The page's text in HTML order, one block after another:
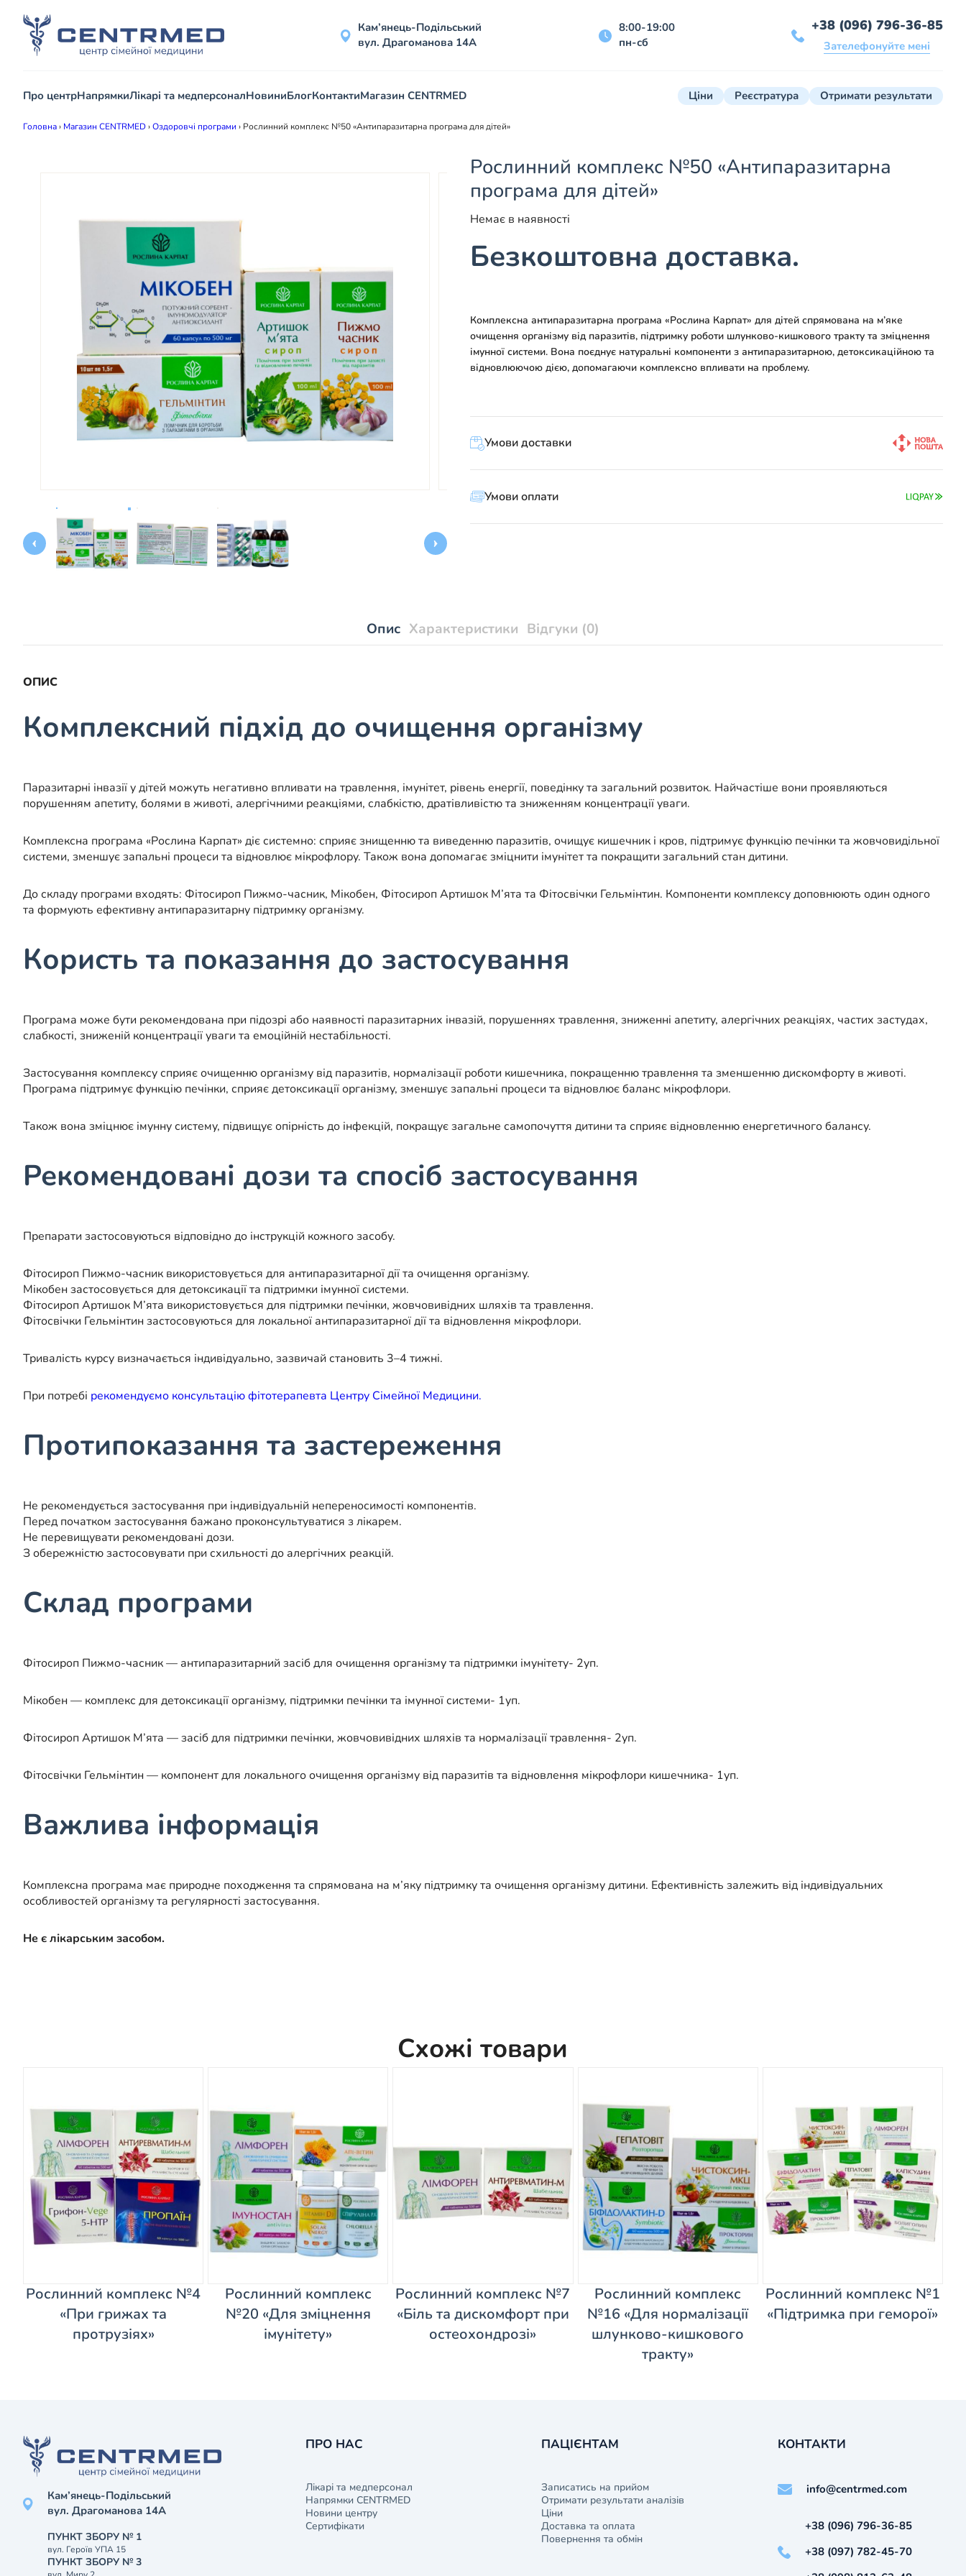
Кам’янець-Подільський
вул. Драгоманова 14А
8:00-19:00
пн-сб
+38 (096) 796-36-85
Зателефонуйте мені
Про центрНапрямкиЛікарі та медперсоналНовиниБлогКонтактиМагазин CENTRMED Ціни Реєстратура Отримати результати
Головна› Магазин CENTRMED›Оздоровчі програми › Рослинний комплекс №50 «Антипаразитарна програма для дітей»
Рослинний комплекс №50 «Антипаразитарна
програма для дітей»
Немає в наявності
Безкоштовна доставка.
Комплексна антипаразитарна програма «Рослина Карпат» для дітей спрямована на м’яке
очищення організму від паразитів, підтримку роботи шлунково-кишкового тракту та зміцнення
імунної системи. Вона поєднує натуральні компоненти з антипаразитарною, детоксикаційною та
відновлюючою дією, допомагаючи комплексно впливати на проблему.
Умови доставки
Умови оплати
Опис Характеристики Відгуки (0)
ОПИС
Комплексний підхід до очищення організму
Паразитарні інвазії у дітей можуть негативно впливати на травлення, імунітет, рівень енергії, поведінку та загальний розвиток. Найчастіше вони проявляються
порушенням апетиту, болями в животі, алергічними реакціями, слабкістю, дратівливістю та зниженням концентрації уваги.
Комплексна програма «Рослина Карпат» діє системно: сприяє знищенню та виведенню паразитів, очищує кишечник і кров, підтримує функцію печінки та жовчовидільної
системи, зменшує запальні процеси та відновлює мікрофлору. Також вона допомагає зміцнити імунітет та покращити загальний стан дитини.
До складу програми входять: Фітосироп Пижмо-часник, Мікобен, Фітосироп Артишок М’ята та Фітосвічки Гельмінтин. Компоненти комплексу доповнюють один одного
та формують ефективну антипаразитарну підтримку організму.
Користь та показання до застосування
Програма може бути рекомендована при підозрі або наявності паразитарних інвазій, порушеннях травлення, зниженні апетиту, алергічних реакціях, частих застудах,
слабкості, зниженій концентрації уваги та емоційній нестабільності.
Застосування комплексу сприяє очищенню організму від паразитів, нормалізації роботи кишечника, покращенню травлення та зменшенню дискомфорту в животі.
Програма підтримує функцію печінки, сприяє детоксикації організму, зменшує запальні процеси та відновлює баланс мікрофлори.
Також вона зміцнює імунну систему, підвищує опірність до інфекцій, покращує загальне самопочуття дитини та сприяє відновленню енергетичного балансу.
Рекомендовані дози та спосіб застосування
Препарати застосовуються відповідно до інструкцій кожного засобу.
Фітосироп Пижмо-часник використовується для антипаразитарної дії та очищення організму.
Мікобен застосовується для детоксикації та підтримки імунної системи.
Фітосироп Артишок М’ята використовується для підтримки печінки, жовчовивідних шляхів та травлення.
Фітосвічки Гельмінтин застосовуються для локальної антипаразитарної дії та відновлення мікрофлори.
Тривалість курсу визначається індивідуально, зазвичай становить 3–4 тижні.
При потребі рекомендуємо консультацію фітотерапевта Центру Сімейної Медицини.
Протипоказання та застереження
Не рекомендується застосування при індивідуальній непереносимості компонентів.
Перед початком застосування бажано проконсультуватися з лікарем.
Не перевищувати рекомендовані дози.
З обережністю застосовувати при схильності до алергічних реакцій.
Склад програми
Фітосироп Пижмо-часник — антипаразитарний засіб для очищення організму та підтримки імунітету- 2уп.
Мікобен — комплекс для детоксикації організму, підтримки печінки та імунної системи- 1уп.
Фітосироп Артишок М’ята — засіб для підтримки печінки, жовчовивідних шляхів та нормалізації травлення- 2уп.
Фітосвічки Гельмінтин — компонент для локального очищення організму від паразитів та відновлення мікрофлори кишечника- 1уп.
Важлива інформація
Комплексна програма має природне походження та спрямована на м’яку підтримку та очищення організму дитини. Ефективність залежить від індивідуальних
особливостей організму та регулярності застосування.
Не є лікарським засобом.
Схожі товари
Рослинний комплекс №4
«При грижах та
протрузіях»
Рослинний комплекс
№20 «Для зміцнення
імунітету»
Рослинний комплекс №7
«Біль та дискомфорт при
остеохондрозі»
Рослинний комплекс
№16 «Для нормалізації
шлунково-кишкового
тракту»
Рослинний комплекс №1
«Підтримка при геморої»
Кам’янець-Подільський
вул. Драгоманова 14А
ПУНКТ ЗБОРУ № 1
вул. Героїв УПА 15
ПУНКТ ЗБОРУ № 3
ПРО НАС
Лікарі та медперсонал
Напрямки CENTRMED
Новини центру
Сертифікати
ПАЦІЄНТАМ
Записатись на прийом
Отримати результати аналізів
Ціни
Доставка та оплата
Повернення та обмін
КОНТАКТИ
info@centrmed.com
+38 (096) 796-36-85
+38 (097) 782-45-70